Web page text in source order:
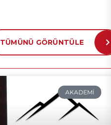
TÜMÜNÜ GÖRÜNTÜLE
AKADEMI